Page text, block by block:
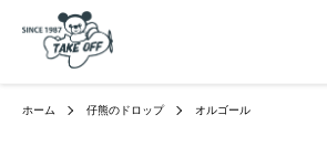
ホーム 仔熊のドロップ オルゴール